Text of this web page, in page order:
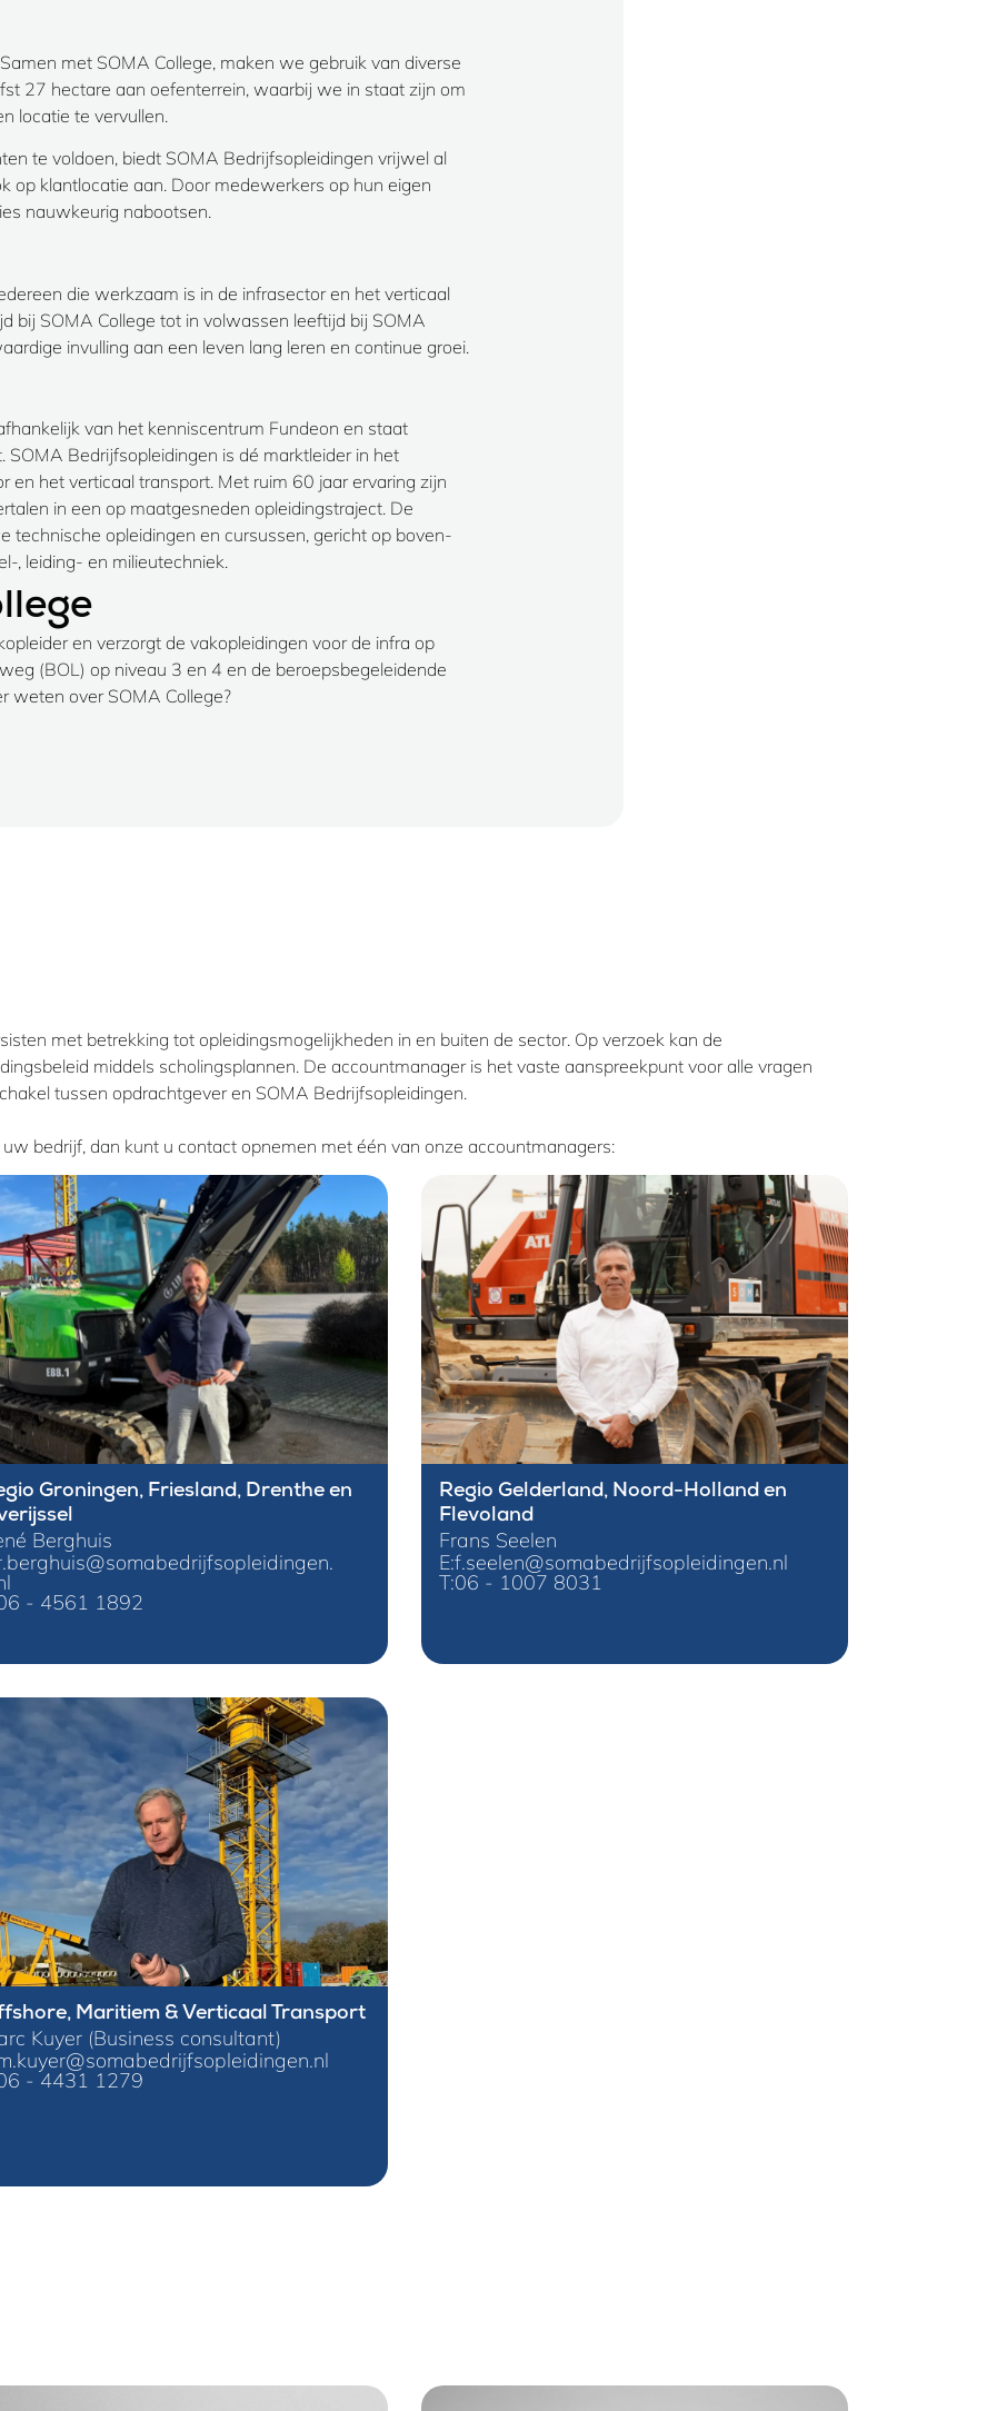
met SOMA College, maken we gebruik van diverse
27 hectare aan oefenterrein, waarbij we in staat zijn om
locatie te vervullen.
te voldoen, biedt SOMA Bedrijfsopleidingen vrijwel al
op klantlocatie aan. Door medewerkers op hun eigen
nauwkeurig nabootsen.
die werkzaam is in de infrasector en het verticaal
bij SOMA College tot in volwassen leeftijd bij SOMA
invulling aan een leven lang leren en continue groei.
van het kenniscentrum Fundeon en staat
Bedrijfsopleidingen is dé marktleider in het
en het verticaal transport. Met ruim 60 jaar ervaring zijn
in een op maatgesneden opleidingstraject. De
technische opleidingen en cursussen, gericht op boven-
, leiding- en milieutechniek.
en verzorgt de vakopleidingen voor de infra op
(BOL) op niveau 3 en 4 en de beroepsbegeleidende
weten over SOMA College?
met betrekking tot opleidingsmogelijkheden in en buiten de sector. Op verzoek kan de
middels scholingsplannen. De accountmanager is het vaste aanspreekpunt voor alle vragen
tussen opdrachtgever en SOMA Bedrijfsopleidingen.
bedrijf, dan kunt u contact opnemen met één van onze accountmanagers:
Groningen, Friesland, Drenthe en
Berghuis
- 4561 1892
Regio Gelderland, Noord-Holland en
Flevoland
Frans Seelen
E:f.seelen@somabedrijfsopleidingen.nl
T:06 - 1007 8031
Maritiem & Verticaal Transport
Kuyer (Business consultant)
- 4431 1279